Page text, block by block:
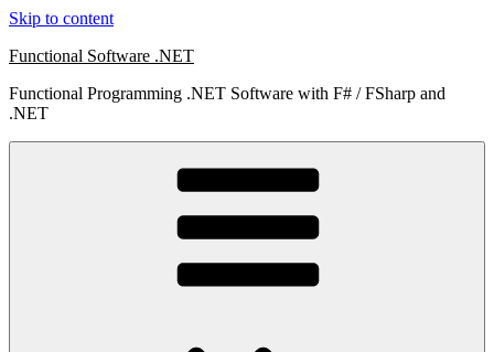
Skip to content
Functional Software .NET
Functional Programming .NET Software with F# / FSharp and
.NET